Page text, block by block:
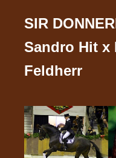
SIR
Sandro Hit x
Feldherr